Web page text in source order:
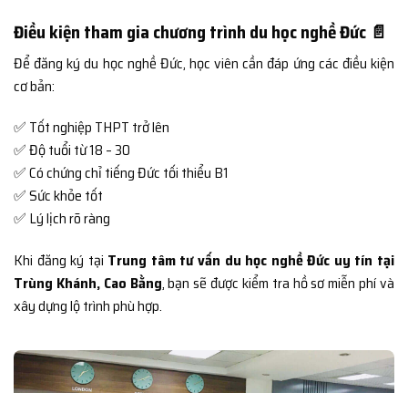
Điều kiện tham gia chương trình du học nghề Đức 📄
Để đăng ký du học nghề Đức, học viên cần đáp ứng các điều kiện
cơ bản:
✅ Tốt nghiệp THPT trở lên
✅ Độ tuổi từ 18 – 30
✅ Có chứng chỉ tiếng Đức tối thiểu B1
✅ Sức khỏe tốt
✅ Lý lịch rõ ràng
Khi đăng ký tại Trung tâm tư vấn du học nghề Đức uy tín tại
Trùng Khánh, Cao Bằng, bạn sẽ được kiểm tra hồ sơ miễn phí và
xây dựng lộ trình phù hợp.